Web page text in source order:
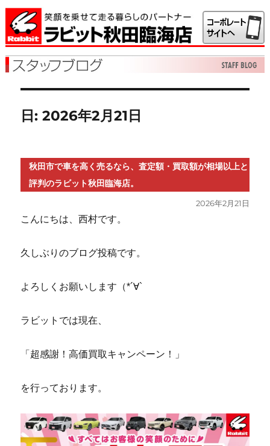
日:2026年2月21日
秋田市で車を高く売るなら、査定額・買取額が相場以上と
評判のラビット秋田臨海店。
投
2026年2月21日
こんにちは、西村です。
久しぶりのブログ投稿です。
よろしくお願いします（*´∀`
ラビットでは現在、
「超感謝！高価買取キャンペーン！」
を行っております。